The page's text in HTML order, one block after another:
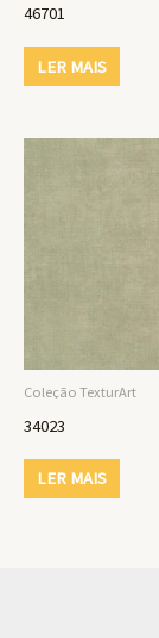
46701
LER MAIS
Coleção TexturArt
34023
LER MAIS